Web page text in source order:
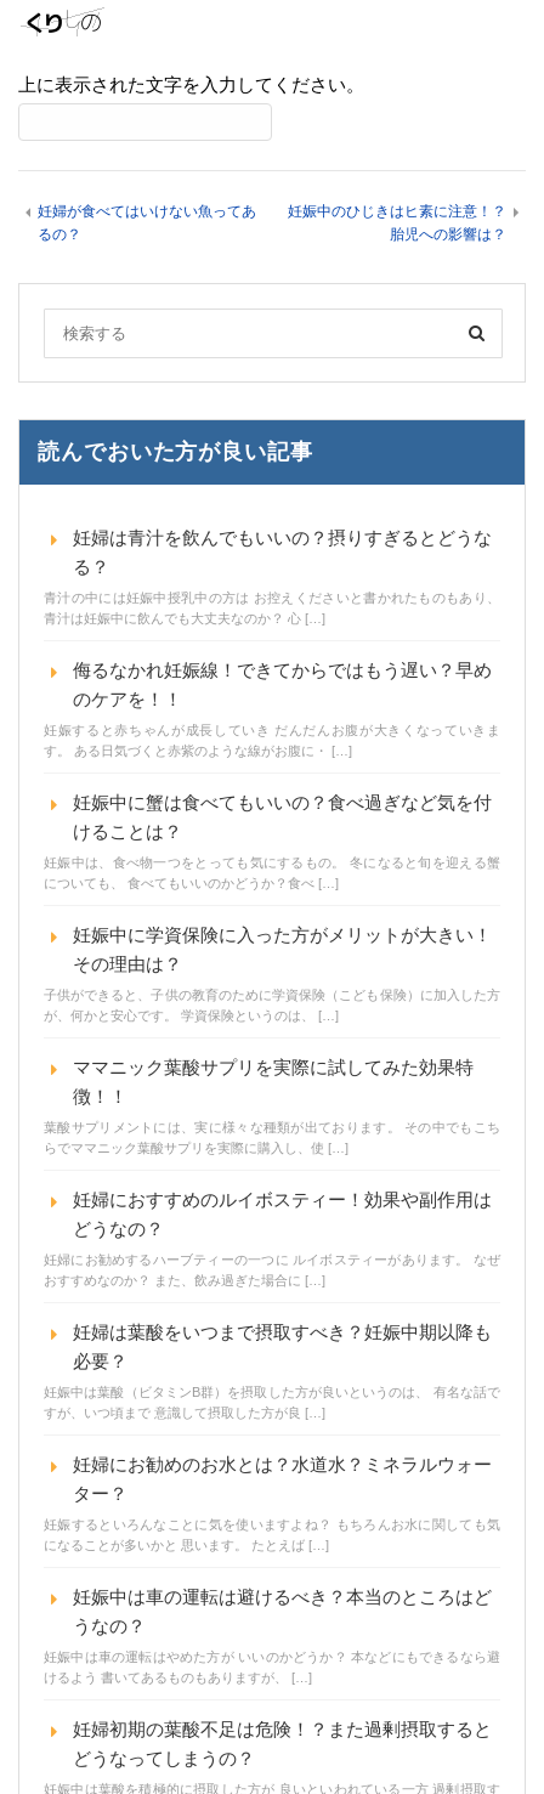
上に表示された文字を入力してください。
妊婦が食べてはいけない魚ってあ
るの？
妊娠中のひじきはヒ素に注意！？
胎児への影響は？
読んでおいた方が良い記事
妊婦は青汁を飲んでもいいの？摂りすぎるとどうな
る？
青汁の中には妊娠中授乳中の方は お控えくださいと書かれたものもあり、
青汁は妊娠中に飲んでも大丈夫なのか？ 心 […]
侮るなかれ妊娠線！できてからではもう遅い？早め
のケアを！！
妊娠すると赤ちゃんが成長していき だんだんお腹が大きくなっていきま
す。 ある日気づくと赤紫のような線がお腹に・ […]
妊娠中に蟹は食べてもいいの？食べ過ぎなど気を付
けることは？
妊娠中は、食べ物一つをとっても気にするもの。 冬になると旬を迎える蟹
についても、 食べてもいいのかどうか？食べ […]
妊娠中に学資保険に入った方がメリットが大きい！
その理由は？
子供ができると、子供の教育のために学資保険（こども保険）に加入した方
が、何かと安心です。 学資保険というのは、 […]
ママニック葉酸サプリを実際に試してみた効果特
徴！！
葉酸サプリメントには、実に様々な種類が出ております。 その中でもこち
らでママニック葉酸サプリを実際に購入し、使 […]
妊婦におすすめのルイボスティー！効果や副作用は
どうなの？
妊婦にお勧めするハーブティーの一つに ルイボスティーがあります。 なぜ
おすすめなのか？ また、飲み過ぎた場合に […]
妊婦は葉酸をいつまで摂取すべき？妊娠中期以降も
必要？
妊娠中は葉酸（ビタミンB群）を摂取した方が良いというのは、 有名な話で
すが、いつ頃まで 意識して摂取した方が良 […]
妊婦にお勧めのお水とは？水道水？ミネラルウォー
ター？
妊娠するといろんなことに気を使いますよね？ もちろんお水に関しても気
になることが多いかと 思います。 たとえば […]
妊娠中は車の運転は避けるべき？本当のところはど
うなの？
妊娠中は車の運転はやめた方が いいのかどうか？ 本などにもできるなら避
けるよう 書いてあるものもありますが、 […]
妊婦初期の葉酸不足は危険！？また過剰摂取すると
どうなってしまうの？
妊娠中は葉酸を積極的に摂取した方が 良いといわれている一方 過剰摂取す